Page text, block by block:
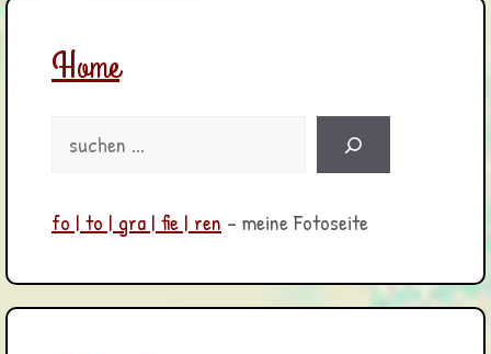
Home
Suchen
fo | to | gra | fie | ren - meine Fotoseite